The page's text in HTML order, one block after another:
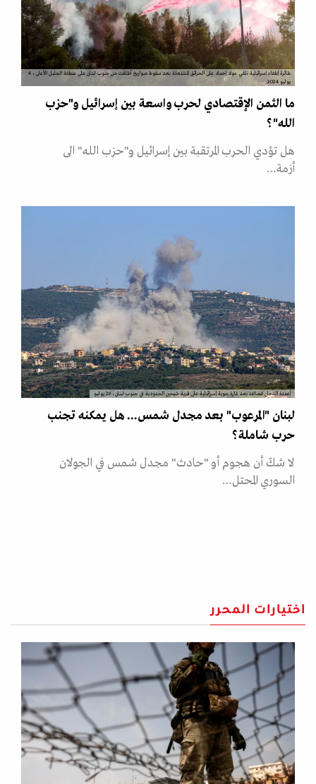
طائرة إطفاء إسرائيلية تلقي مواد إخماد على الحرائق المشتعلة بعد سقوط صواريخ أطلقت من جنوب لبنان على منطقة الجليل الأعلى، 4
يوليو 2024.
ما الثمن الإقتصادي لحرب واسعة بين إسرائيل و"حزب
الله"؟
هل تؤدي الحرب المرتقبة بين إسرائيل و"حزب الله" الى
أزمة…
أعمدة الدخان تتصاعد بعد غارة جوية إسرائيلية على قرية شيحين الحدودية في جنوب لبنان، 28 يوليو
لبنان "المرعوب" بعد مجدل شمس... هل يمكنه تجنب
حرب شاملة؟
لا شكّ أن هجوم أو "حادث" مجدل شمس في الجولان
السوري المحتل…
اختيارات المحرر